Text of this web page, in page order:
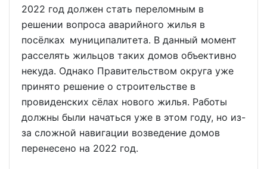
2022 год должен стать переломным в
решении вопроса аварийного жилья в
посёлках муниципалитета. В данный момент
расселять жильцов таких домов объективно
некуда. Однако Правительством округа уже
принято решение о строительстве в
провиденских сёлах нового жилья. Работы
должны были начаться уже в этом году, но из-
за сложной навигации возведение домов
перенесено на 2022 год.